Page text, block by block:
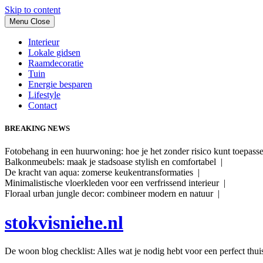
Skip to content
Menu Close
Interieur
Lokale gidsen
Raamdecoratie
Tuin
Energie besparen
Lifestyle
Contact
BREAKING NEWS
Fotobehang in een huurwoning: hoe je het zonder risico kunt
Balkonmeubels: maak je stadsoase stylish en comfortabel |
De kracht van aqua: zomerse keukentransformaties |
Minimalistische vloerkleden voor een verfrissend interieur |
Floraal urban jungle decor: combineer modern en natuur |
stokvisniehe.nl
De woon blog checklist: Alles wat je nodig hebt voor een perfect